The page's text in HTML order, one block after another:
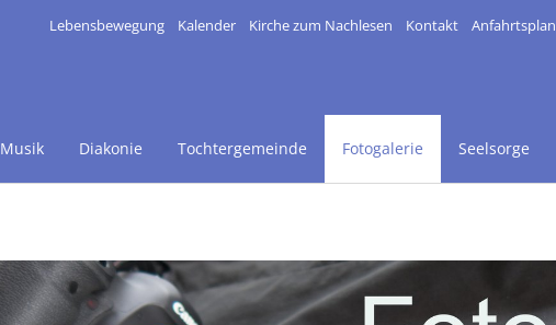
Lebensbewegung Kalender Kirche zum Nachlesen Kontakt Anfahrtsplan
Musik Diakonie Tochtergemeinde Fotogalerie Seelsorge